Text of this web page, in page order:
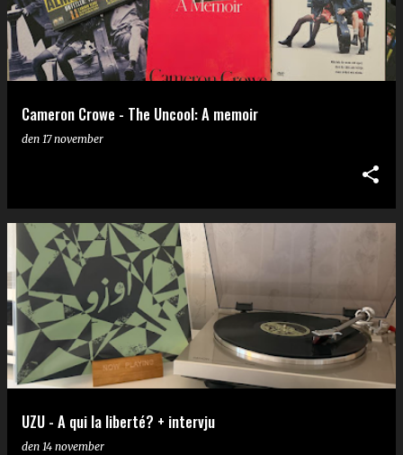
Cameron Crowe - The Uncool: A memoir
den 17 november
UZU - A qui la liberté? + intervju
den 14 november